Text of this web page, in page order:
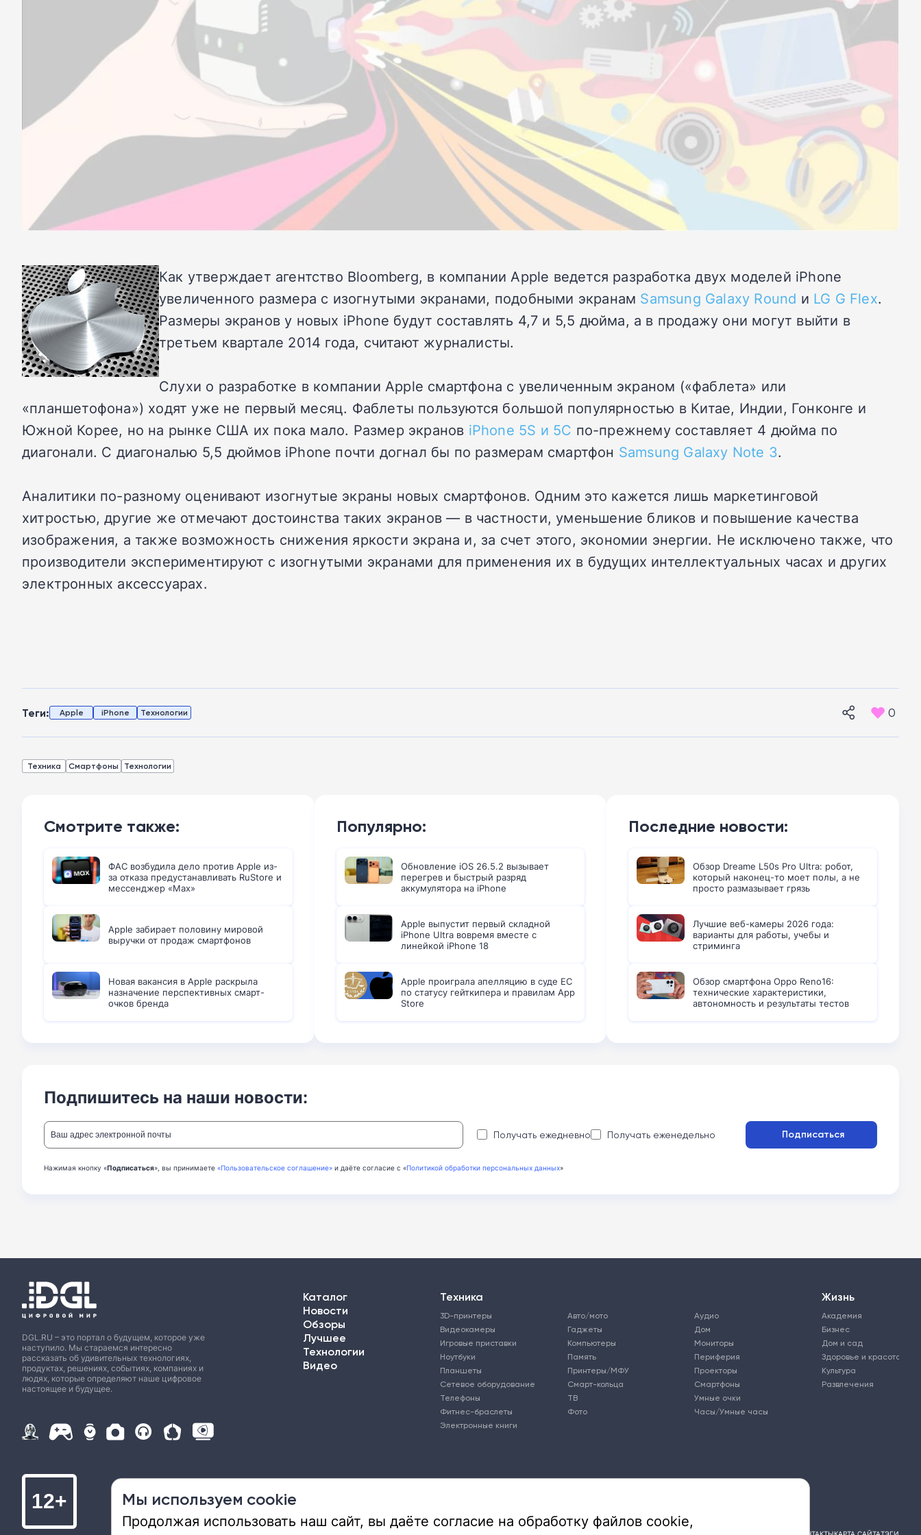
Как утверждает агентство Bloomberg, в компании Apple ведется разработка двух моделей iPhone
увеличенного размера с изогнутыми экранами, подобными экранам Samsung Galaxy Round и LG G Flex.
Размеры экранов у новых iPhone будут составлять 4,7 и 5,5 дюйма, а в продажу они могут выйти в
третьем квартале 2014 года, считают журналисты.
Слухи о разработке в компании Apple смартфона с увеличенным экраном («фаблета» или
«планшетофона») ходят уже не первый месяц. Фаблеты пользуются большой популярностью в Китае, Индии, Гонконге и
Южной Корее, но на рынке США их пока мало. Размер экранов iPhone 5S и 5C по-прежнему составляет 4 дюйма по
диагонали. С диагональю 5,5 дюймов iPhone почти догнал бы по размерам смартфон Samsung Galaxy Note 3.
Аналитики по-разному оценивают изогнутые экраны новых смартфонов. Одним это кажется лишь маркетинговой
хитростью, другие же отмечают достоинства таких экранов — в частности, уменьшение бликов и повышение качества
изображения, а также возможность снижения яркости экрана и, за счет этого, экономии энергии. Не исключено также, что
производители экспериментируют с изогнутыми экранами для применения их в будущих интеллектуальных часах и других
электронных аксессуарах.
Теги: Apple iPhone Технологии 0
Техника Смартфоны Технологии
Смотрите также:
ФАС возбудила дело против Apple из-
за отказа предустанавливать RuStore и
мессенджер «Max»
Apple забирает половину мировой
выручки от продаж смартфонов
Новая вакансия в Apple раскрыла
назначение перспективных смарт-
очков бренда
Популярно:
Обновление iOS 26.5.2 вызывает
перегрев и быстрый разряд
аккумулятора на iPhone
Apple выпустит первый складной
iPhone Ultra вовремя вместе с
линейкой iPhone 18
Apple проиграла апелляцию в суде ЕС
по статусу гейткипера и правилам App
Store
Последние новости:
Обзор Dreame L50s Pro Ultra: робот,
который наконец-то моет полы, а не
просто размазывает грязь
Лучшие веб-камеры 2026 года:
варианты для работы, учебы и
стриминга
Обзор смартфона Oppo Reno16:
технические характеристики,
автономность и результаты тестов
Подпишитесь на наши новости:
Получать ежедневно Получать еженедельно Подписаться
Нажимая кнопку «Подписаться», вы принимаете «Пользовательское соглашение» и даёте согласие с «Политикой обработки персональных данных»
DGL.RU – это портал о будущем, которое уже
наступило. Мы стараемся интересно
рассказать об удивительных технологиях,
продуктах, решениях, событиях, компаниях и
людях, которые определяют наше цифровое
настоящее и будущее.
12+
Каталог
Новости
Обзоры
Лучшее
Техника
3D-принтеры Авто/мото
Аудио
Видеокамеры
Гаджеты
Дом
Игровые приставки
Компьютеры
Мониторы
Ноутбуки
Память
Периферия
Планшеты
Принтеры/МФУ
Проекторы
Сетевое оборудование
Смарт-кольца
Смартфоны
Телефоны
ТВ
Умные очки
Фитнес-браслеты
Фото
Часы/Умные часы
Электронные книги
Технологии
Жизнь
Академия
Бизнес
Дом и сад
Здоровье и красота
Культура
Развлечения
Видео
Мы используем cookie
Продолжая использовать наш сайт, вы даёте согласие на обработку файлов cookie,